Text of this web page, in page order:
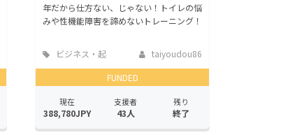
年だから仕方ない、じゃない！トイレの悩
みや性機能障害を諦めないトレーニング！
ビジネス・起
業
taiyoudou86
FUNDED
現在
388,780JPY
支援者
43人
残り
終了